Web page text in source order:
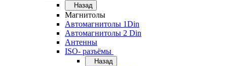
Назад
Магнитолы
Автомагнитолы 1Din
Автомагнитолы 2 Din
Антенны
ISO- разъёмы
Назад